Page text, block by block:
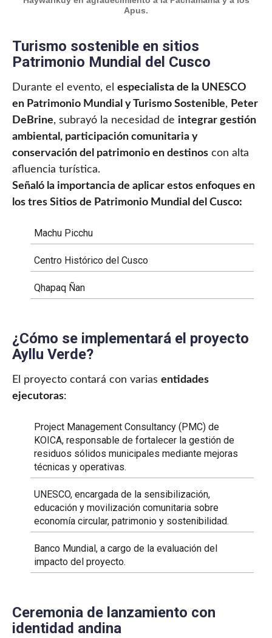
Apus.
Turismo sostenible en sitios
Patrimonio Mundial del Cusco
Durante el evento, el especialista de la UNESCO
en Patrimonio Mundial y Turismo Sostenible, Peter
DeBrine, subrayó la necesidad de integrar gestión
ambiental, participación comunitaria y
conservación del patrimonio en destinos con alta
afluencia turística.
Señaló la importancia de aplicar estos enfoques en
los tres Sitios de Patrimonio Mundial del Cusco:
Machu Picchu
Centro Histórico del Cusco
Qhapaq Ñan
¿Cómo se implementará el proyecto
Ayllu Verde?
El proyecto contará con varias entidades
ejecutoras:
Project Management Consultancy (PMC) de
KOICA, responsable de fortalecer la gestión de
residuos sólidos municipales mediante mejoras
técnicas y operativas.
UNESCO, encargada de la sensibilización,
educación y movilización comunitaria sobre
economía circular, patrimonio y sostenibilidad.
Banco Mundial, a cargo de la evaluación del
impacto del proyecto.
Ceremonia de lanzamiento con
identidad andina